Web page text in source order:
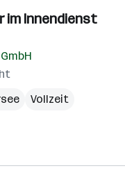
Innendienst
Vollzeit